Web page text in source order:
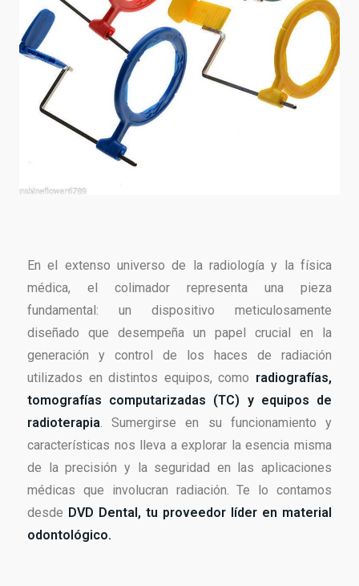
En el extenso universo de la radiología y la física
médica, el colimador representa una pieza
fundamental: un dispositivo meticulosamente
diseñado que desempeña un papel crucial en la
generación y control de los haces de radiación
utilizados en distintos equipos, como radiografías,
tomografías computarizadas (TC) y equipos de
radioterapia. Sumergirse en su funcionamiento y
características nos lleva a explorar la esencia misma
de la precisión y la seguridad en las aplicaciones
médicas que involucran radiación. Te lo contamos
desde DVD Dental, tu proveedor líder en material
odontológico.